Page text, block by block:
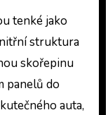
tenké jako
struktura
skořepinu
panelů do
auta,